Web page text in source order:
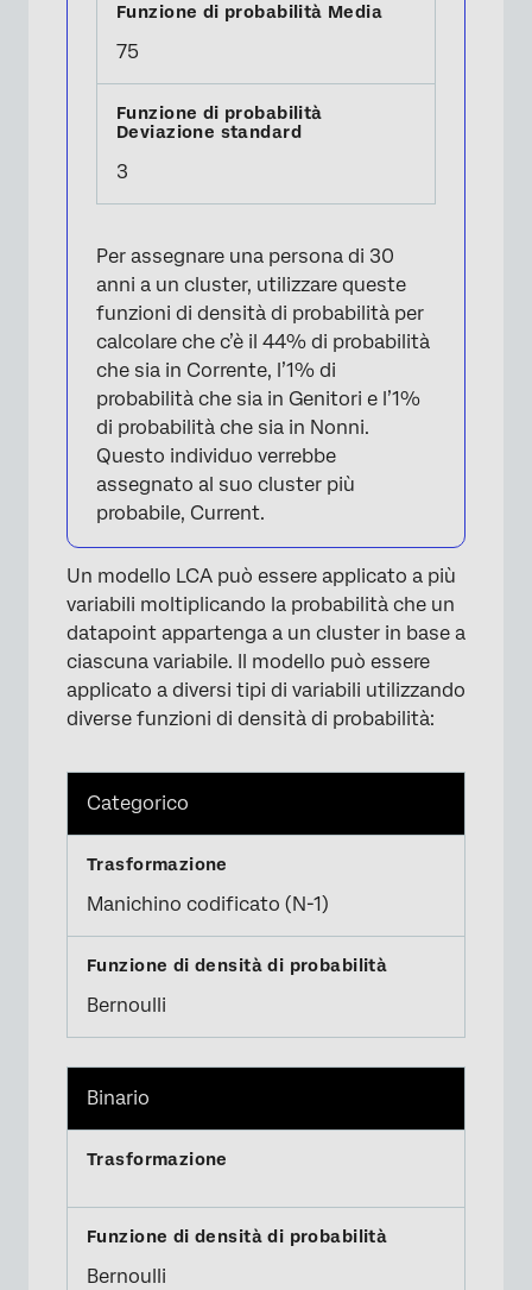
75
3
Per assegnare una persona di 30
anni a un cluster, utilizzare queste
funzioni di densità di probabilità per
calcolare che c’è il 44% di probabilità
che sia in Corrente, l’1% di
probabilità che sia in Genitori e l’1%
di probabilità che sia in Nonni.
Questo individuo verrebbe
assegnato al suo cluster più
probabile, Current.
Un modello LCA può essere applicato a più
variabili moltiplicando la probabilità che un
datapoint appartenga a un cluster in base a
ciascuna variabile. Il modello può essere
applicato a diversi tipi di variabili utilizzando
diverse funzioni di densità di probabilità:
Categorico
Manichino codificato (N-1)
Bernoulli
Binario
Bernoulli